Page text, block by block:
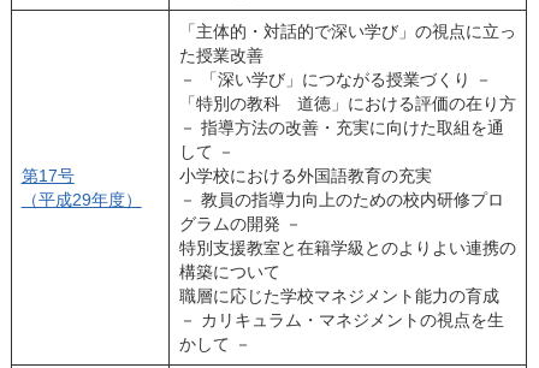
第17号
（平成29年度）
「主体的・対話的で深い学び」の視点に立っ
た授業改善
－ 「深い学び」につながる授業づくり －
「特別の教科 道徳」における評価の在り方
－ 指導方法の改善・充実に向けた取組を通
して －
小学校における外国語教育の充実
－ 教員の指導力向上のための校内研修プロ
グラムの開発 －
特別支援教室と在籍学級とのよりよい連携の
構築について
職層に応じた学校マネジメント能力の育成
－ カリキュラム・マネジメントの視点を生
かして －